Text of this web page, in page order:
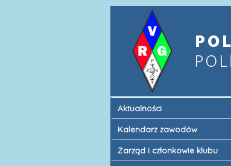
Aktualności
Kalendarz zawodów
Zarząd i członkowie klubu